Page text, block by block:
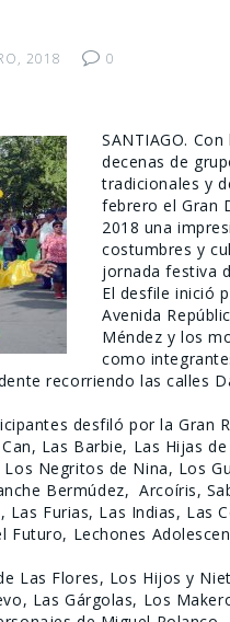
2018
0
SANTIAGO.
decenas de
tradicionales y
febrero el Gran
2018 una
costumbres y
jornada festiva
El desfile inició
Avenida
Méndez y los
como
recorriendo las calles
desfiló por la Gran
Las Barbie, Las Hijas
Negritos de Nina, Los
Bermúdez, Arcoíris,
Furias, Las Indias, Las
Futuro, Lechones
Las Flores, Los Hijos y
Las Gárgolas, Los